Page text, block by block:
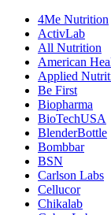
4Me Nutrition
ActivLab
All Nutrition
American
Applied
Be First
Biopharma
BioTechUSA
BlenderBottle
Bombbar
BSN
Carlson Labs
Cellucor
Chikalab